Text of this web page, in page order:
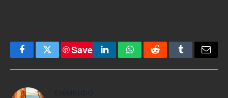
FacebookTwitter
Save
LinkedInWhatsAppRedditTumblrEmail